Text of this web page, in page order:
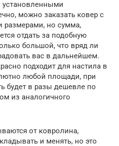
установленными
можно заказать ковер с
размерами, но сумма,
отдать за подобную
большой, что вряд ли
вас в дальнейшем.
подходит для настила в
любой площади, при
будет в разы дешевле по
из аналогичного
от ковролина,
и менять, но это